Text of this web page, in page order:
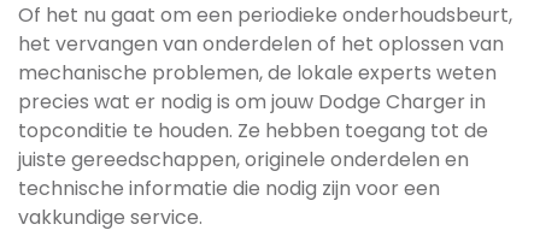
Of het nu gaat om een periodieke onderhoudsbeurt,
het vervangen van onderdelen of het oplossen van
mechanische problemen, de lokale experts weten
precies wat er nodig is om jouw Dodge Charger in
topconditie te houden. Ze hebben toegang tot de
juiste gereedschappen, originele onderdelen en
technische informatie die nodig zijn voor een
vakkundige service.